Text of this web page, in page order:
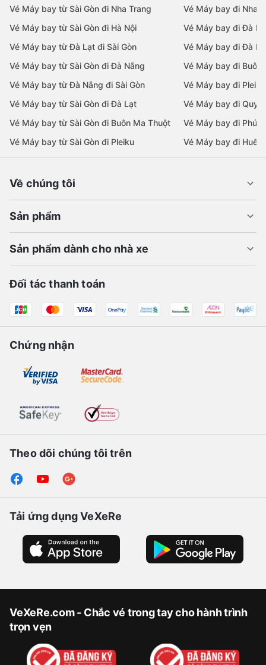
Vé Máy bay từ Sài Gòn đi Nha Trang
Vé Máy bay từ Sài Gòn đi Hà Nội
Vé Máy bay từ Đà Lạt đi Sài Gòn
Vé Máy bay từ Sài Gòn đi Đà Nẵng
Vé Máy bay từ Đà Nẵng đi Sài Gòn
Vé Máy bay từ Sài Gòn đi Đà Lạt
Vé Máy bay từ Sài Gòn đi Buôn Ma Thuột
Vé Máy bay từ Sài Gòn đi Pleiku
Vé Máy bay đi Nha
Vé Máy bay đi Đà
Vé Máy bay đi Đà
Vé Máy bay đi Buôn
Vé Máy bay đi Pleiku
Vé Máy bay đi Quy
Vé Máy bay đi Phú
Vé Máy bay đi Huế
Về chúng tôi
Sản phẩm
Sản phẩm dành cho nhà xe
Đối tác thanh toán
Chứng nhận
Theo dõi chúng tôi trên
Tải ứng dụng VeXeRe
VeXeRe.com - Chắc vé trong tay cho hành trình
trọn vẹn